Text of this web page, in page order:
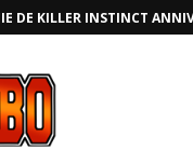
DE KILLER INSTINCT